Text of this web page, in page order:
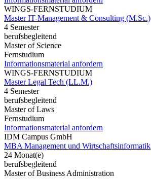
WINGS-FERNSTUDIUM
Master IT-Management & Consulting (M.Sc.)
4 Semester
berufsbegleitend
Master of Science
Fernstudium
Informationsmaterial anfordern
WINGS-FERNSTUDIUM
Master Legal Tech (LL.M.)
4 Semester
berufsbegleitend
Master of Laws
Fernstudium
Informationsmaterial anfordern
IDM Campus GmbH
MBA Management und Wirtschaftsinformatik
24 Monat(e)
berufsbegleitend
Master of Business Administration